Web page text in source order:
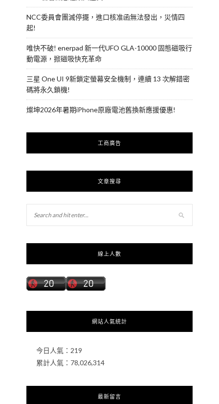
NCC委員會團滅停擺，進口核准函無法發出，災情四
起!
唯快不破! enerpad 新一代UFO GLA-10000 固態磁吸行
動電源，掀磁吸快充革命
三星 One UI 9新鎖定螢幕安全機制，連續 13 次解錯密
碼將永久鎖機!
燦坤2026年暑期iPhone原廠電池舊換新應援優惠!
工商廣告
文章搜尋
線上人數
網站人氣統計
今日人氣： 219
累計人氣： 78,026,314
最新留言